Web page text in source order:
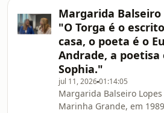
As personagens principai
lhe Alguns Gostam de
homenagem à poeta
Szymborska. A primeira
deste ciclo, que decorrerá
meses, foi com a poeta
Nasceu no Porto em 1979.
livros publicados (desde
os quais &quot;Vem à
Margarida Balseiro
"O Torga é o
casa, o poeta é o
Andrade, a poetisa
Sophia."
jul 11, 202601:14:05
Margarida Balseiro
Marinha Grande, em